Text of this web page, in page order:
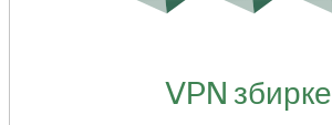
VPN збирке